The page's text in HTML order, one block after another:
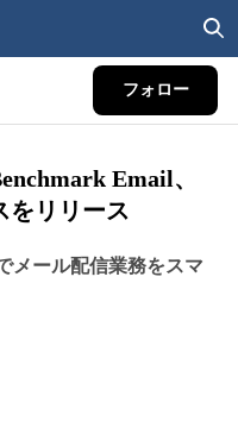
フォロー
Email、
をリリース
メール配信業務をスマ